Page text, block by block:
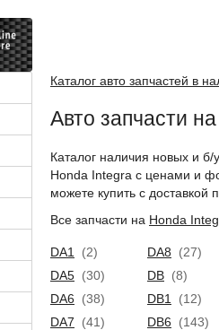
Каталог авто запчастей в
Авто запчасти
Каталог наличия новых и б/
Honda Integra с ценами и
можете купить с доставкой
Все запчасти на Honda
DA1 (2) DA8
(27)
DA5 (30) DB (8)
DA6
(38) DB1
(12)
DA7
(41) DB6 (143)